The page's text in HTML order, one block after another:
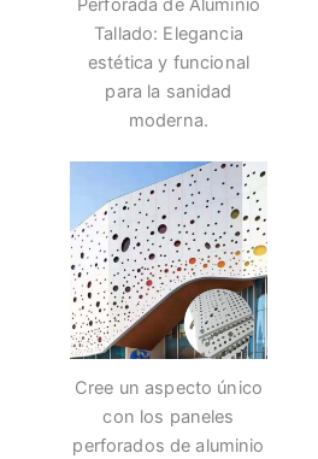
Perforada de Aluminio
Tallado: Elegancia
estética y funcional
para la sanidad
moderna.
Cree un aspecto único
con los paneles
perforados de aluminio